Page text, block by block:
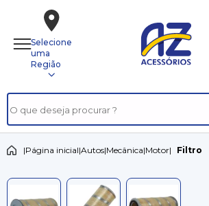
Selecione
uma
Região
|Página inicial|Autos|Mecânica|Motor| Filtro